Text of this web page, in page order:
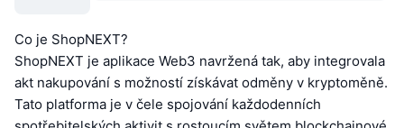
Co je ShopNEXT?
ShopNEXT je aplikace Web3 navržená tak, aby integrovala
akt nakupování s možností získávat odměny v kryptoměně.
Tato platforma je v čele spojování každodenních